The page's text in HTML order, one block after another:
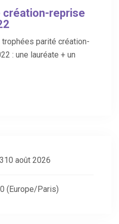
création-reprise
parité création-
: une lauréate + un
août 2026
(Europe/Paris)